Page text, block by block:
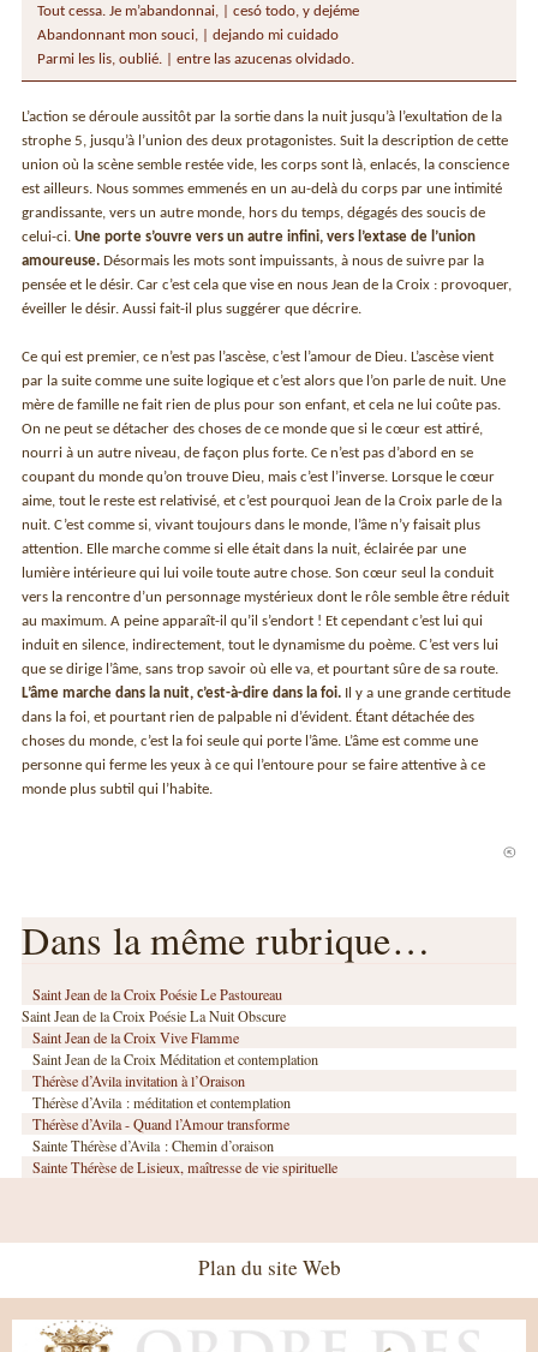
Tout cessa. Je m’abandonnai, | cesó todo, y dejéme
Abandonnant mon souci, | dejando mi cuidado
Parmi les lis, oublié. | entre las azucenas olvidado.
L’action se déroule aussitôt par la sortie dans la nuit jusqu’à l’exultation de la
strophe 5, jusqu’à l’union des deux protagonistes. Suit la description de cette
union où la scène semble restée vide, les corps sont là, enlacés, la conscience
est ailleurs. Nous sommes emmenés en un au-delà du corps par une intimité
grandissante, vers un autre monde, hors du temps, dégagés des soucis de
celui-ci. Une porte s’ouvre vers un autre infini, vers l’extase de l’union
amoureuse. Désormais les mots sont impuissants, à nous de suivre par la
pensée et le désir. Car c’est cela que vise en nous Jean de la Croix : provoquer,
éveiller le désir. Aussi fait-il plus suggérer que décrire.
Ce qui est premier, ce n’est pas l’ascèse, c’est l’amour de Dieu. L’ascèse vient
par la suite comme une suite logique et c’est alors que l’on parle de nuit. Une
mère de famille ne fait rien de plus pour son enfant, et cela ne lui coûte pas.
On ne peut se détacher des choses de ce monde que si le cœur est attiré,
nourri à un autre niveau, de façon plus forte. Ce n’est pas d’abord en se
coupant du monde qu’on trouve Dieu, mais c’est l’inverse. Lorsque le cœur
aime, tout le reste est relativisé, et c’est pourquoi Jean de la Croix parle de la
nuit. C’est comme si, vivant toujours dans le monde, l’âme n’y faisait plus
attention. Elle marche comme si elle était dans la nuit, éclairée par une
lumière intérieure qui lui voile toute autre chose. Son cœur seul la conduit
vers la rencontre d’un personnage mystérieux dont le rôle semble être réduit
au maximum. A peine apparaît-il qu’il s’endort ! Et cependant c’est lui qui
induit en silence, indirectement, tout le dynamisme du poème. C’est vers lui
que se dirige l’âme, sans trop savoir où elle va, et pourtant sûre de sa route.
L’âme marche dans la nuit, c’est-à-dire dans la foi. Il y a une grande certitude
dans la foi, et pourtant rien de palpable ni d’évident. Étant détachée des
choses du monde, c’est la foi seule qui porte l’âme. L’âme est comme une
personne qui ferme les yeux à ce qui l’entoure pour se faire attentive à ce
monde plus subtil qui l’habite.
Dans la même rubrique…
Saint Jean de la Croix Poésie Le Pastoureau
Saint Jean de la Croix Poésie La Nuit Obscure
Saint Jean de la Croix Vive Flamme
Saint Jean de la Croix Méditation et contemplation
Thérèse d’Avila invitation à l’Oraison
Thérèse d’Avila : méditation et contemplation
Thérèse d’Avila - Quand l’Amour transforme
Sainte Thérèse d’Avila : Chemin d’oraison
Sainte Thérèse de Lisieux, maîtresse de vie spirituelle
Plan du site Web